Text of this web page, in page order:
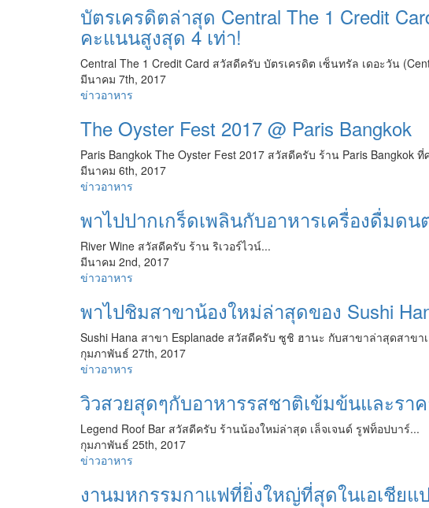
บัตรเครดิตล่าสุด Central The 1 Credit
คะแนนสูงสุด 4 เท่า!
Central The 1 Credit Card สวัสดีครับ บัตรเครดิต เซ็นทรัล เดอะวัน
มีนาคม 7th, 2017
ข่าวอาหาร
The Oyster Fest 2017 @ Paris Bangkok
Paris Bangkok The Oyster Fest 2017 สวัสดีครับ ร้าน Paris Bangkok
มีนาคม 6th, 2017
ข่าวอาหาร
พาไปปากเกร็ดเพลินกับอาหารเครื่องดื่มด
River Wine สวัสดีครับ ร้าน ริเวอร์ไวน์...
มีนาคม 2nd, 2017
ข่าวอาหาร
พาไปชิมสาขาน้องใหม่ล่าสุดของ Sushi
Sushi Hana สาขา Esplanade สวัสดีครับ ซูชิ ฮานะ กับสาขาล่าสุดสาข
กุมภาพันธ์ 27th, 2017
ข่าวอาหาร
วิวสวยสุดๆกับอาหารรสชาติเข้มข้นและรา
Legend Roof Bar สวัสดีครับ ร้านน้องใหม่ล่าสุด เล็จเจนด์ รูฟท็อปบาร์...
กุมภาพันธ์ 25th, 2017
ข่าวอาหาร
งานมหกรรมกาแฟที่ยิ่งใหญ่ที่สุดในเอเชียแ